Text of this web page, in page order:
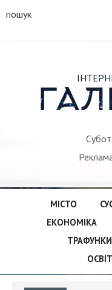
пошук
МІСТО
ЕКОНОМІКА
ТРАФУНКИ